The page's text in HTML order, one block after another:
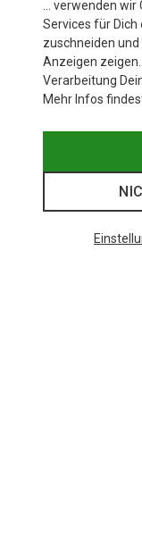
… verwenden
Services für Dich
zuschneiden
Anzeigen
Verarbeitung
Mehr Infos